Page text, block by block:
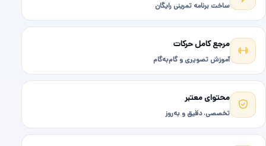
ساخت برنامه تمرینی رایگان
مرجع کامل حرکات
آموزش تصویری و گام‌به‌گام
محتوای معتبر
تخصصی، دقیق و به‌روز